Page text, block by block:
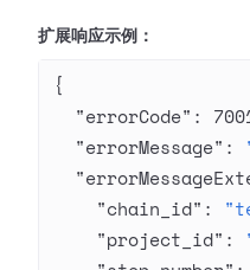
扩展响应示例：
{
  "errorCode"
:
  "errorMessage"
:
    "chain_id"
:
    "project_id"
: